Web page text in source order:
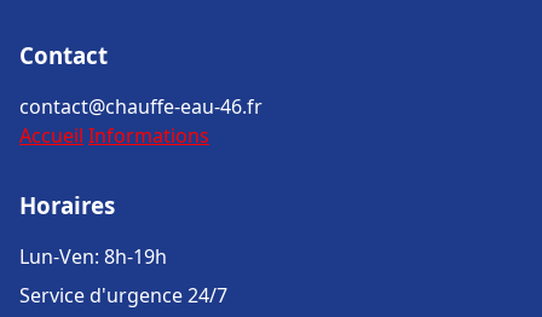
Contact
contact@chauffe-eau-46.fr
Accueil Informations
Horaires
Lun-Ven: 8h-19h
Service d'urgence 24/7